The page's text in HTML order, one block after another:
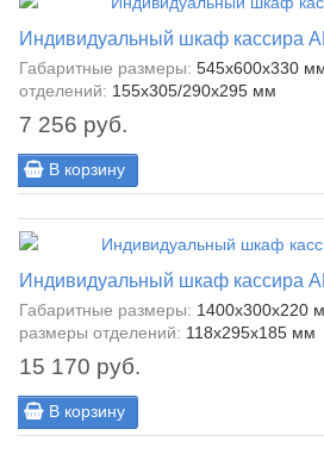
Индивидуальный шкаф кассира
Габаритные размеры: 545x600x330
отделений: 155x305/290x295 мм
7 256 руб.
В корзину
Индивидуальный шкаф кассира
Габаритные размеры: 1400x300x220
размеры отделений: 118x295x185 мм
15 170 руб.
В корзину